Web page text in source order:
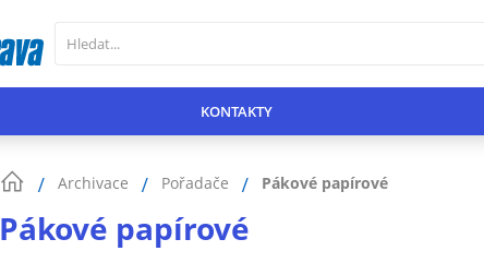
KONTAKTY
Archivace Pořadače Pákové papírové
Pákové papírové